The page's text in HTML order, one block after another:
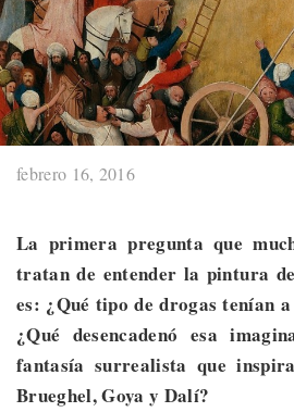
febrero 16, 2016
La primera pregunta que
tratan de entender la pintura
es: ¿Qué tipo de drogas tenían
¿Qué desencadenó esa
fantasía surrealista que
Brueghel, Goya y Dalí?